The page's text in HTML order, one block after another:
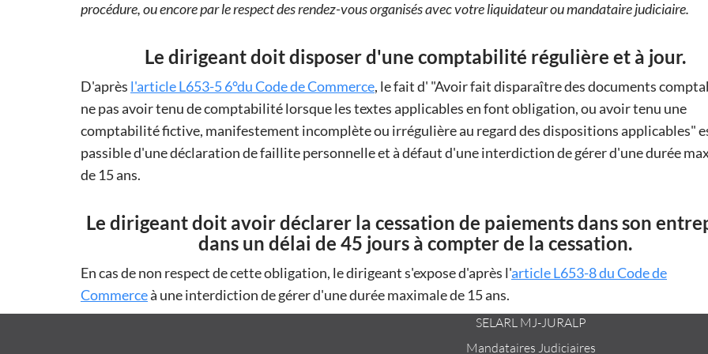
procédure, ou encore par le respect des rendez-vous organisés avec votre liquidateur ou mandataire judiciaire.
Le dirigeant doit disposer d'une comptabilité régulière et à jour.
D'après l'article L653-5 6°du Code de Commerce, le fait d' Avoir fait disparaître des documents
ne pas avoir tenu de comptabilité lorsque les textes applicables en font obligation, ou avoir tenu une
comptabilité fictive, manifestement incomplète ou irrégulière au regard des dispositions applicables
passible d'une déclaration de faillite personnelle et à défaut d'une interdiction de gérer d'une durée
de 15 ans.
Le dirigeant doit avoir déclarer la cessation de paiements dans son
dans un délai de 45 jours à compter de la cessation.
En cas de non respect de cette obligation, le dirigeant s'expose d'après l'article L653-8 du Code de
Commerceà une interdiction de gérer d'une durée maximale de 15 ans.
SELARL MJ-JURALP
Mandataires Judiciaires